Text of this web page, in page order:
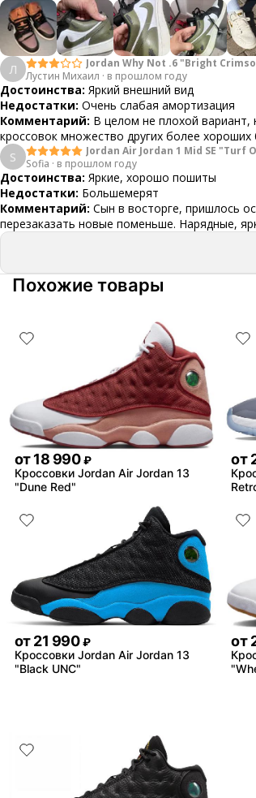
Л
Jordan Why Not .6 "Bright
Лустин Михаил · в прошлом году
Достоинства: Яркий внешний вид
Недостатки: Очень слабая амортизация
Комментарий: В целом не плохой вариант,
кроссовок множество других более хороших
S
Jordan Air Jordan 1 Mid SE "Turf
Sofia · в прошлом году
Достоинства: Яркие, хорошо пошиты
Недостатки: Большемерят
Комментарий: Сын в восторге, пришлось
перезаказать новые поменьше. Нарядные,
Похожие товары
от18 990 ₽
Кроссовки Jordan Air Jordan 13
"Dune Red"
от
от21 990 ₽
Кроссовки Jordan Air Jordan 13
"Black UNC"
от